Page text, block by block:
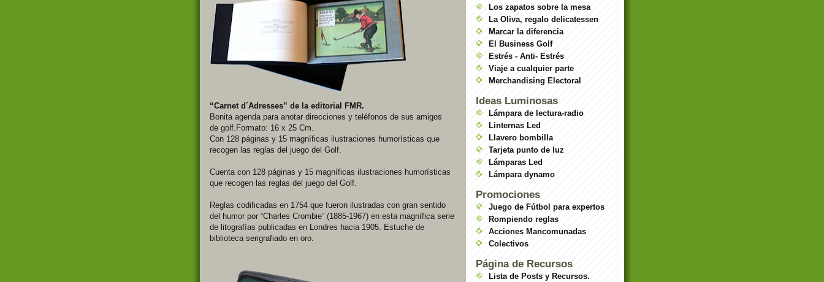
“Carnet d´Adresses” de la editorial FMR.
Bonita agenda para anotar direcciones y teléfonos de sus amigos
de golf.Formato: 16 x 25 Cm.
Con 128 páginas y 15 magníficas ilustraciones humorísticas que
recogen las reglas del juego del Golf.
Cuenta con 128 páginas y 15 magníficas ilustraciones humorísticas
que recogen las reglas del juego del Golf.
Reglas codificadas en 1754 que fueron ilustradas con gran sentido
del humor por “Charles Crombie” (1885-1967) en esta magnífica serie
de litografías publicadas en Londres hacia 1905. Estuche de
biblioteca serigrafiado en oro.
Los zapatos sobre la mesa
La Oliva, regalo delicatessen
Marcar la diferencia
El Business Golf
Estrés - Anti- Estrés
Viaje a cualquier parte
Merchandising Electoral
Ideas Luminosas
Lámpara de lectura-radio
Linternas Led
Llavero bombilla
Tarjeta punto de luz
Lámparas Led
Lámpara dynamo
Promociones
Juego de Fútbol para expertos
Rompiendo reglas
Acciones Mancomunadas
Colectivos
Página de Recursos
Lista de Posts y Recursos.